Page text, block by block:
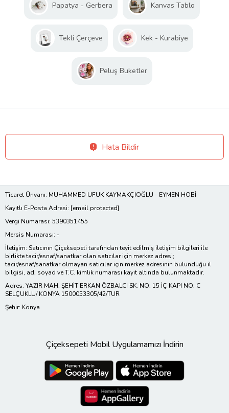
Papatya - Gerbera Kanvas Tablo
Tekli Çerçeve Kek - Kurabiye
Peluş Buketler
Hata Bildir
Ticaret Ünvanı: MUHAMMED UFUK KAYMAKÇIOĞLU - EYMEN HOBİ
Kayıtlı E-Posta Adresi: [email protected]
Vergi Numarası: 5390351455
Mersis Numarası: -
İletişim: Satıcının Çiçeksepeti tarafından teyit edilmiş iletişim bilgileri ile
birlikte tacir/esnaf/sanatkar olan satıcılar için merkez adresi;
tacir/esnaf/sanatkar olmayan satıcılar için merkez adresinin bulunduğu il
bilgisi, ad, soyad ve T.C. kimlik numarası kayıt altında bulunmaktadır.
Adres: YAZIR MAH. ŞEHİT ERKAN ÖZBALCI SK. NO: 15 İÇ KAPI NO: C
SELÇUKLU/ KONYA 1500053305/42/TUR
Şehir: Konya
Çiçeksepeti Mobil Uygulamamızı İndirin